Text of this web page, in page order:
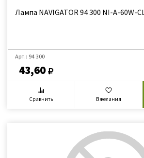
Лампа NAVIGATOR 94 300 NI-A-60W-
Арт.: 94 300
43,60
Сравнить В желания